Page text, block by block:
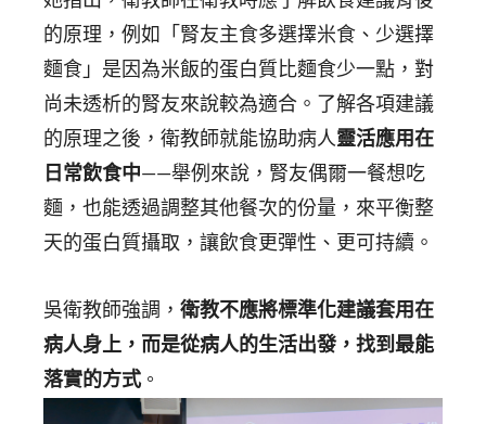
的原理，例如「腎友主食多選擇米食、少選擇
麵食」是因為米飯的蛋白質比麵食少一點，對
尚未透析的腎友來說較為適合。了解各項建議
的原理之後，衛教師就能協助病人靈活應用在
日常飲食中——舉例來說，腎友偶爾一餐想吃
麵，也能透過調整其他餐次的份量，來平衡整
天的蛋白質攝取，讓飲食更彈性、更可持續。
吳衛教師強調， 衛教不應將標準化建議套用在
病人身上，而是從病人的生活出發，找到最能
落實的方式。